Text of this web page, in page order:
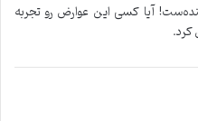
آیا کسی این عوارض رو تجربه
کرد.